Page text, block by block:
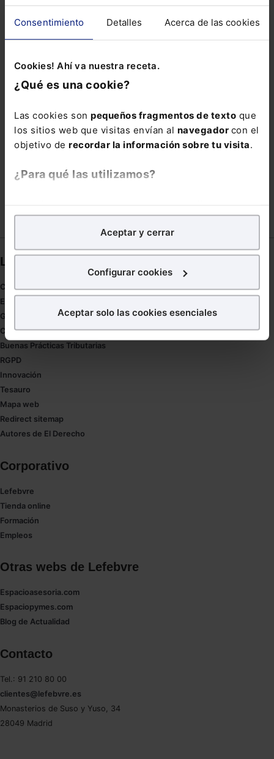
Consentimiento Detalles Acerca de las cookies
Cookies! Ahí va nuestra receta.
¿Qué es una cookie?
Las cookies son pequeños fragmentos de texto que
los sitios web que visitas envían al navegador con el
objetivo de recordar la información sobre tu visita.
¿Para qué las utilizamos?
analíticospara tratar demejorar tu experienciaen
nuestra página web. También con fines publicitarios,
para poder mostrarte publicidad y contenidos de tu
¿Qué puedes hacer?
en la web sea óptima
las que sean indispensables para la navegación.
Aceptar y cerrar
Configurar cookies
Aceptar solo las cookies esenciales
PACTO DE ESTADO CONTRA AL VIOLENCIA DE
GÉNERO
QUEBRANTAMIENTO DE CONDENA
RESPONSABILIDAD TRIBUTARIA
SENTINEL
SOCIEDAD DE RESPONSABILIDAD LIMITADA
SUBASTA
VISTAS JUDICIALES
Links directos
Coronavirus
Estudio de salud abogacía
Gestión de despachos
Compliance
Buenas Prácticas Tributarias
RGPD
Innovación
Tesauro
Mapa web
Redirect sitemap
Autores de El Derecho
Corporativo
Lefebvre
Tienda online
Formación
Empleos
Otras webs de Lefebvre
Espacioasesoria.com
Espaciopymes.com
Blog de Actualidad
Contacto
Tel.: 91 210 80 00
clientes@lefebvre.es
Monasterios de Suso y Yuso, 34
28049 Madrid